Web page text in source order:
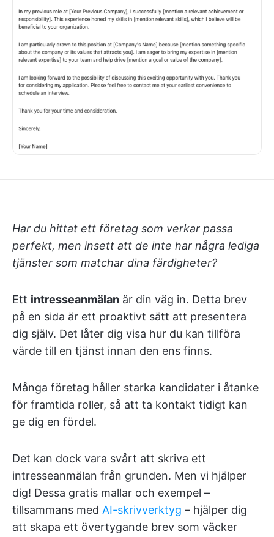
Har du hittat ett företag som verkar passa
perfekt, men insett att de inte har några lediga
tjänster som matchar dina färdigheter?
Ett intresseanmälan är din väg in. Detta brev
på en sida är ett proaktivt sätt att presentera
dig själv. Det låter dig visa hur du kan tillföra
värde till en tjänst innan den ens finns.
Många företag håller starka kandidater i åtanke
för framtida roller, så att ta kontakt tidigt kan
ge dig en fördel.
Det kan dock vara svårt att skriva ett
intresseanmälan från grunden. Men vi hjälper
dig! Dessa gratis mallar och exempel –
tillsammans med AI-skrivverktyg – hjälper dig
att skapa ett övertygande brev som väcker